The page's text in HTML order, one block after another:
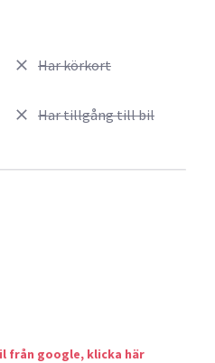
Har körkort
Har tillgång till bil
från google, klicka här